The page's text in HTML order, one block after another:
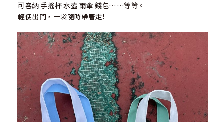
可容納 手搖杯 水壺 雨傘 錢包……等等。
輕便出門，一袋隨時帶著走!